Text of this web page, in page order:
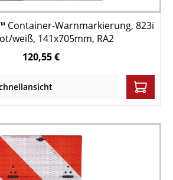
Container-Warnmarkierung, 823i
weiß, 141x705mm, RA2
120,55 €